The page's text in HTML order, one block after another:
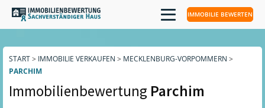
IMMOBILIE BEWERTEN
START> IMMOBILIE VERKAUFEN > MECKLENBURG-VORPOMMERN >
PARCHIM
Immobilienbewertung Parchim